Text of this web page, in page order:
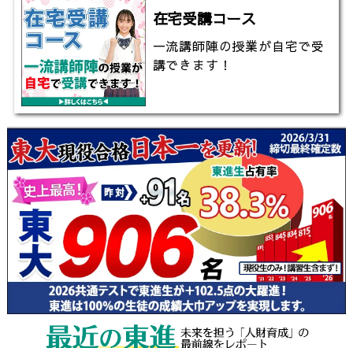
在宅受講コース
一流講師陣の授業が自宅で受
講できます！